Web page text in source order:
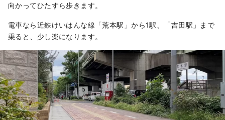
向かってひたすら歩きます。
電車なら近鉄けいはんな線「荒本駅」から1駅、「吉田駅」まで
乗ると、少し楽になります。